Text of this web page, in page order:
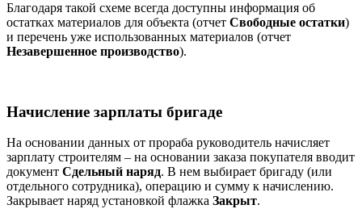
Благодаря такой схеме всегда доступны информация об
остатках материалов для объекта (отчет Свободные остатки)
и перечень уже использованных материалов (отчет
Незавершенное производство).
Начисление зарплаты бригаде
На основании данных от прораба руководитель начисляет
зарплату строителям – на основании заказа покупателя вводит
документ Сдельный наряд. В нем выбирает бригаду (или
отдельного сотрудника), операцию и сумму к начислению.
Закрывает наряд установкой флажка Закрыт.